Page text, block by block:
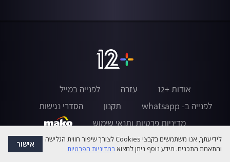
אודות +12 עזרה
לפנייה במייל
לפנייה ב- whatsapp
תקנון
הסדרי נגישות
מדיניות פרטיות ותנאי שימוש
לידיעתך, אנו משתמשים בקבצי Cookies לצורך שיפור חווית הגלישה
והתאמת התכנים. מידע נוסף ניתן למצואבמדיניות הפרטיות אישור